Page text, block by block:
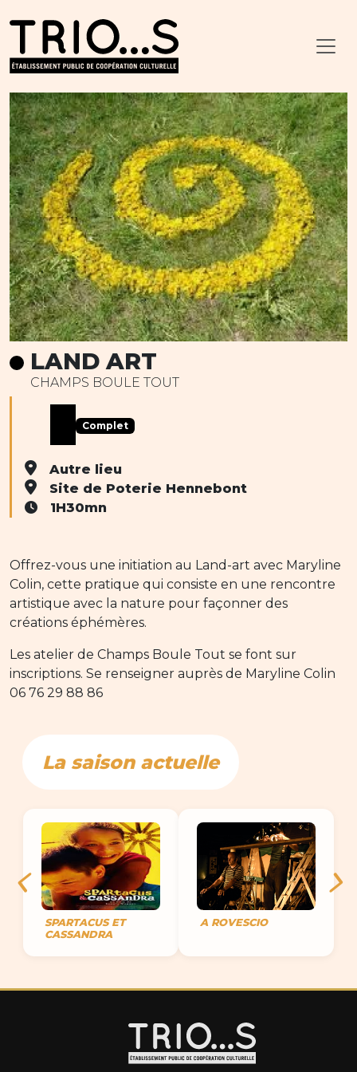
LAND ART
CHAMPS BOULE TOUT
Complet
Autre lieu
Site de Poterie Hennebont
1H30mn
Offrez-vous une initiation au Land-art avec Maryline
Colin, cette pratique qui consiste en une rencontre
artistique avec la nature pour façonner des
créations éphémères.
Les atelier de Champs Boule Tout se font sur
inscriptions. Se renseigner auprès de Maryline Colin
06 76 29 88 86
La saison actuelle
SPARTACUS ET
CASSANDRA
A ROVESCIO